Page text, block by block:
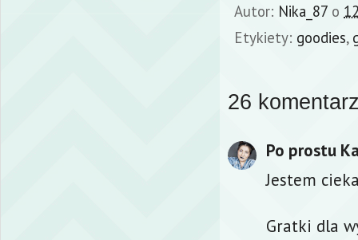
Autor: Nika_87 o
Etykiety: goodies,
26
Po prostu
Jestem
Gratki dla